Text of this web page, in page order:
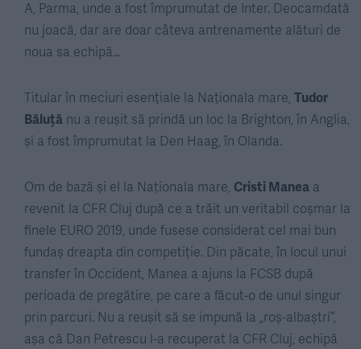
A, Parma, unde a fost împrumutat de Inter. Deocamdată
nu joacă, dar are doar câteva antrenamente alături de
noua sa echipă…
Titular în meciuri esențiale la Naționala mare, Tudor
Băluță nu a reușit să prindă un loc la Brighton, în Anglia,
și a fost împrumutat la Den Haag, în Olanda.
Om de bază și el la Naționala mare, Cristi Manea a
revenit la CFR Cluj după ce a trăit un veritabil coșmar la
finele EURO 2019, unde fusese considerat cel mai bun
fundaș dreapta din competiție. Din păcate, în locul unui
transfer în Occident, Manea a ajuns la FCSB după
perioada de pregătire, pe care a făcut-o de unul singur
prin parcuri. Nu a reușit să se impună la „roș-albaștri”,
așa că Dan Petrescu l-a recuperat la CFR Cluj, echipă